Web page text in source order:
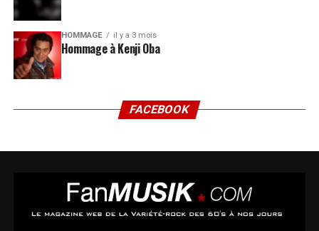
HOMMAGE il y a 3 mois
Hommage à Kenji Oba
FACEBOOK